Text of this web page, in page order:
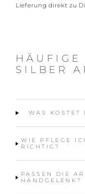
Lieferung direkt zu
HÄUFIGE
SILBER
WAS KOSTET
WIE PFLEGE
RICHTIG?
PASSEN DIE
HANDGELENK?